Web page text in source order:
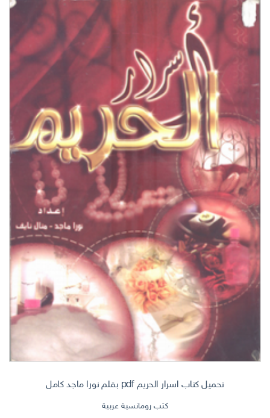
تحميل كتاب اسرار الحريم pdf بقلم نورا ماجد كامل
كتب رومانسية عربية